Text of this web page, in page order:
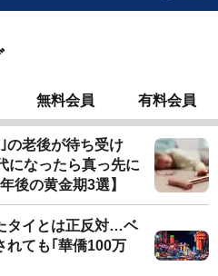
無料会員 有料会員
老後が待ち受け
になったら真っ先に
後の黄金期3選】
タイとは正反対…ベ
れても｢華僑100万